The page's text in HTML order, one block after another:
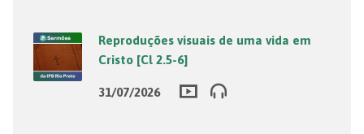
Reproduções visuais de uma vida em
Cristo [Cl 2.5-6]
31/07/2026